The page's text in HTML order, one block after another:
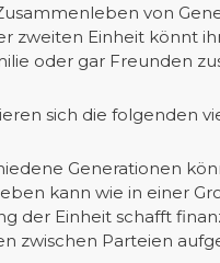
von
zweiten Einheit könnt
oder gar Freunden
sich die folgenden
Generationen
kann wie in einer
der Einheit schafft
zwischen Parteien